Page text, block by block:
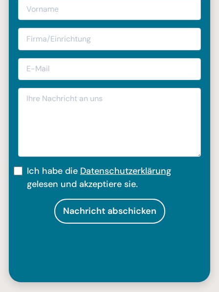
Vorname
Firma/Einrichtung
E-Mail
Ihre Nachricht an uns
Ich habe die Datenschutzerklärung
gelesen und akzeptiere sie.
Nachricht abschicken